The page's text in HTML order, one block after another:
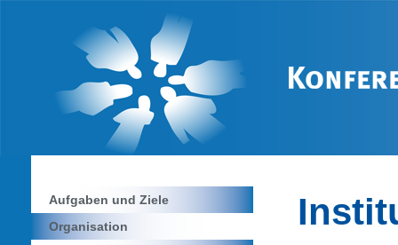
Aufgaben und Ziele
Organisation